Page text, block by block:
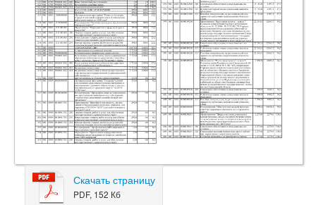
Скачать страницу
PDF, 152 Кб